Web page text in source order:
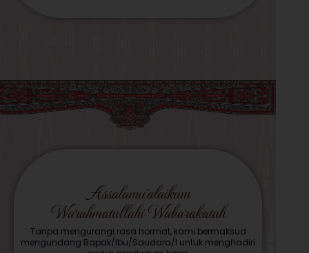
Assalamu'alaikum
Warahmatullahi Wabarakatuh
Tanpa mengurangi rasa hormat, kami bermaksud
mengundang Bapak/Ibu/Saudara/I untuk menghadiri